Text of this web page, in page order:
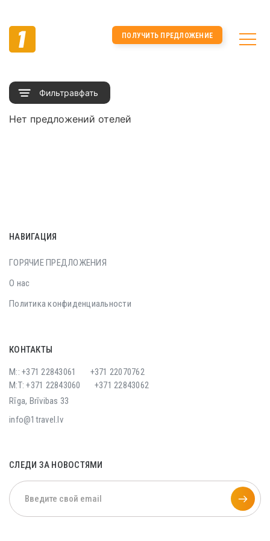
ПОЛУЧИТЬ ПРЕДЛОЖЕНИЕ
НАВИГАЦИЯ
ГОРЯЧИЕ ПРЕДЛОЖЕНИЯ
О нас
Политика конфиденциальности
КОНТАКТЫ
M:: +371 22843061
+371 22070762
M:T: +371 22843060
+371 22843062
Rīga, Brīvibas 33
info@1travel.lv
СЛЕДИ ЗА НОВОСТЯМИ